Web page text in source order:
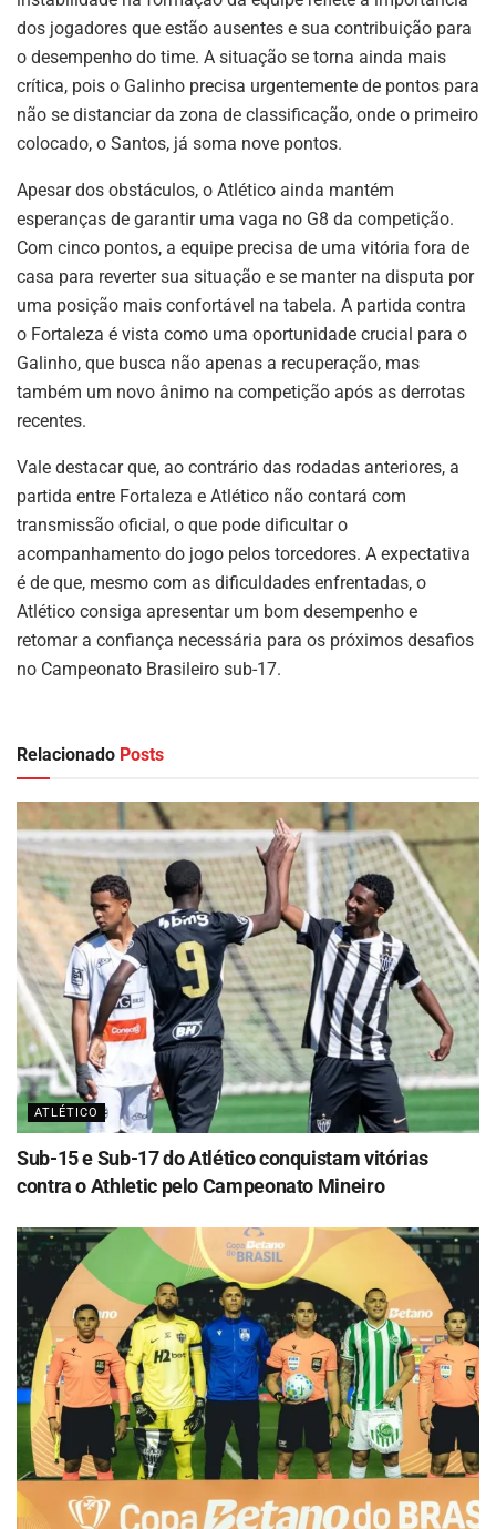
dos jogadores que estão ausentes e sua contribuição para
o desempenho do time. A situação se torna ainda mais
crítica, pois o Galinho precisa urgentemente de pontos para
não se distanciar da zona de classificação, onde o primeiro
colocado, o Santos, já soma nove pontos.
Apesar dos obstáculos, o Atlético ainda mantém
esperanças de garantir uma vaga no G8 da competição.
Com cinco pontos, a equipe precisa de uma vitória fora de
casa para reverter sua situação e se manter na disputa por
uma posição mais confortável na tabela. A partida contra
o Fortaleza é vista como uma oportunidade crucial para o
Galinho, que busca não apenas a recuperação, mas
também um novo ânimo na competição após as derrotas
recentes.
Vale destacar que, ao contrário das rodadas anteriores, a
partida entre Fortaleza e Atlético não contará com
transmissão oficial, o que pode dificultar o
acompanhamento do jogo pelos torcedores. A expectativa
é de que, mesmo com as dificuldades enfrentadas, o
Atlético consiga apresentar um bom desempenho e
retomar a confiança necessária para os próximos desafios
no Campeonato Brasileiro sub-17.
Relacionado Posts
ATLÉTICO
Sub-15 e Sub-17 do Atlético conquistam vitórias
contra o Athletic pelo Campeonato Mineiro